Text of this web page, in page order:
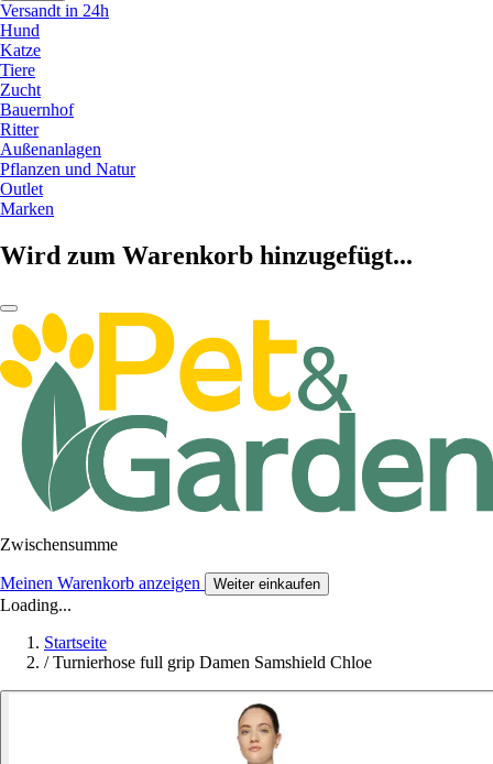
Versandt in 24h
Hund
Katze
Tiere
Zucht
Bauernhof
Ritter
Außenanlagen
Pflanzen und Natur
Outlet
Marken
Wird zum Warenkorb hinzugefügt...
Zwischensumme
Meinen Warenkorb anzeigen Weiter einkaufen
Loading...
Startseite
/ Turnierhose full grip Damen Samshield Chloe